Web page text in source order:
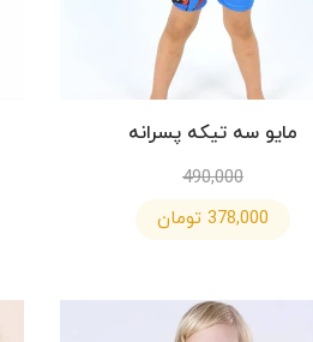
مايو سه تيكه پسرانه
490,000
378,000 تومان